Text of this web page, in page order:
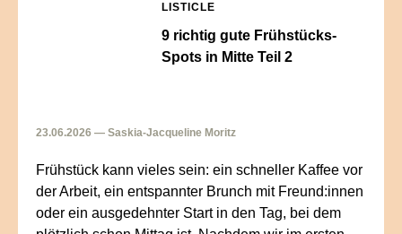
LISTICLE
9 richtig gute Frühstücks-
Spots in Mitte Teil 2
23.06.2026 — Saskia-Jacqueline Moritz
Frühstück kann vieles sein: ein schneller Kaffee vor
der Arbeit, ein entspannter Brunch mit Freund:innen
oder ein ausgedehnter Start in den Tag, bei dem